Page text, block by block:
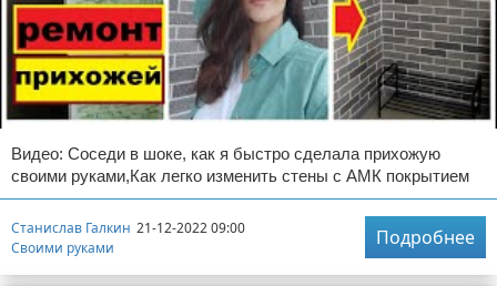
Видео: Соседи в шоке, как я быстро сделала прихожую
своими руками,Как легко изменить стены с АМК покрытием
Станислав Галкин 21-12-2022 09:00
Своими руками
Подробнее